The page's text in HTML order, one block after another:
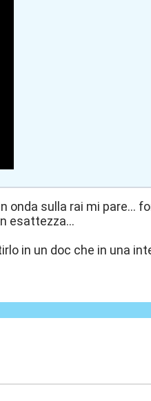
onda sulla rai mi pare...
esattezza...
in un doc che in una